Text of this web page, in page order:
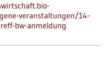
veranstaltungen/14-
bw-anmeldung